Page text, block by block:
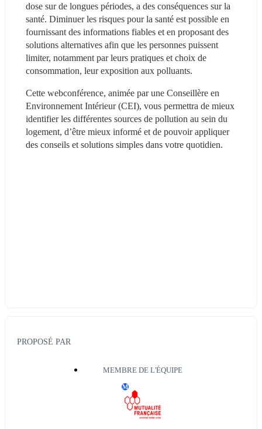
dose sur de longues périodes, a des conséquences sur la
santé. Diminuer les risques pour la santé est possible en
fournissant des informations fiables et en proposant des
solutions alternatives afin que les personnes puissent
limiter, notamment par leurs pratiques et choix de
consommation, leur exposition aux polluants.
Cette webconférence, animée par une Conseillère en
Environnement Intérieur (CEI), vous permettra de mieux
identifier les différentes sources de pollution au sein du
logement, d’être mieux informé et de pouvoir appliquer
des conseils et solutions simples dans votre quotidien.
PROPOSÉ PAR
MEMBRE DE L'ÉQUIPE
M